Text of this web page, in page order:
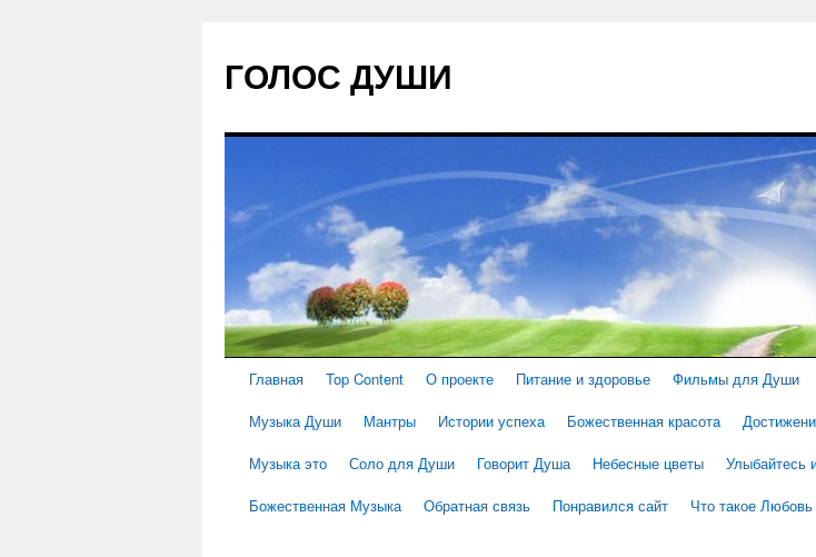
ГОЛОС ДУШИ
Главная Top Content О проекте Питание и здоровье Фильмы для Души
Музыка Души
Мантры Истории успеха Божественная красота
Музыка это
Соло для Души Говорит Душа Небесные цветы Улыбайтесь
Божественная Музыка
Обратная связь Понравился сайт Что такое Любовь